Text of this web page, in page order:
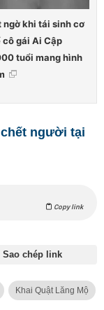
ngờ khi tái sinh cơ
cô gái Ai Cập
tuổi mang hình
người tại
Copy link
Sao chép link
Khai Quật Lăng Mộ